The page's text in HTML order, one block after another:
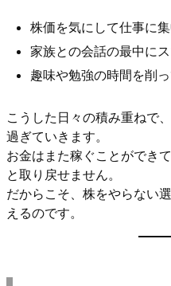
株価を気にして仕事に
家族との会話の最中に
趣味や勉強の時間を削
こうした日々の積み重ねで
過ぎていきます。
お金はまた稼ぐことができ
と取り戻せません。
だからこそ、株をやらない
えるのです。